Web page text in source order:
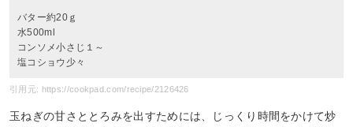
バター約20ｇ
水500ml
コンソメ小さじ１～
塩コショウ少々
引用元: https://cookpad.com/recipe/2126426
玉ねぎの甘さととろみを出すためには、じっくり時間をかけて炒